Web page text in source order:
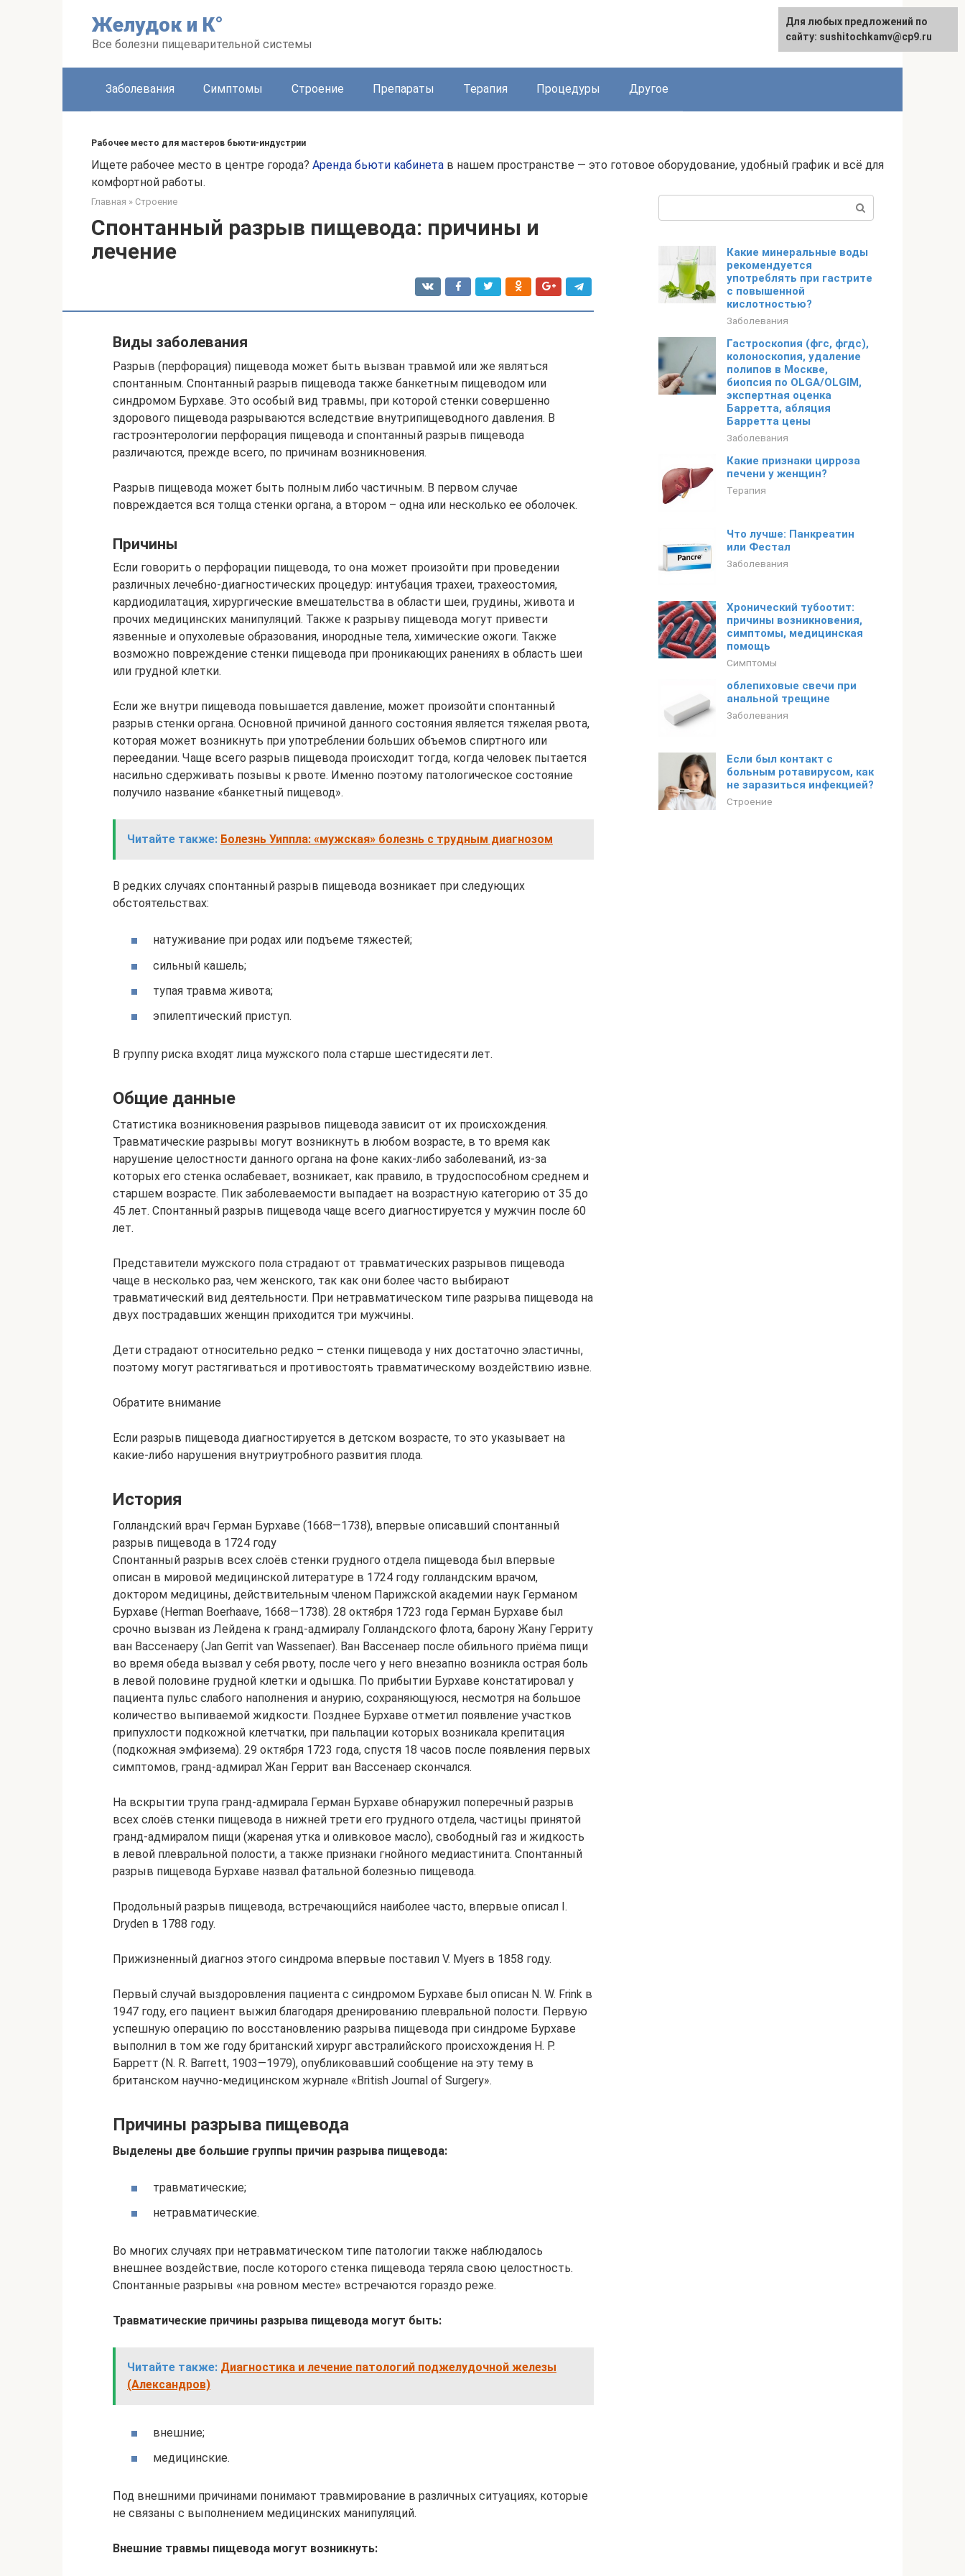
Желудок и К°
Все болезни пищеварительной системы
Заболевания Симптомы Строение Препараты Терапия Процедуры Другое
Рабочее место для мастеров бьюти-индустрии
Ищете рабочее место в центре города? Аренда бьюти кабинета в нашем пространстве — это готовое оборудование, удобный график и всё для
комфортной работы.
Главная » Строение
Спонтанный разрыв пищевода: причины и
лечение
Виды заболевания
Разрыв (перфорация) пищевода может быть вызван травмой или же являться
спонтанным. Спонтанный разрыв пищевода также банкетным пищеводом или
синдромом Бурхаве. Это особый вид травмы, при которой стенки совершенно
здорового пищевода разрываются вследствие внутрипищеводного давления. В
гастроэнтерологии перфорация пищевода и спонтанный разрыв пищевода
различаются, прежде всего, по причинам возникновения.
Разрыв пищевода может быть полным либо частичным. В первом случае
повреждается вся толща стенки органа, а втором – одна или несколько ее оболочек.
Причины
Если говорить о перфорации пищевода, то она может произойти при проведении
различных лечебно-диагностических процедур: интубация трахеи, трахеостомия,
кардиодилатация, хирургические вмешательства в области шеи, грудины, живота и
прочих медицинских манипуляций. Также к разрыву пищевода могут привести
язвенные и опухолевые образования, инородные тела, химические ожоги. Также
возможно повреждение стенки пищевода при проникающих ранениях в область шеи
или грудной клетки.
Если же внутри пищевода повышается давление, может произойти спонтанный
разрыв стенки органа. Основной причиной данного состояния является тяжелая рвота,
которая может возникнуть при употреблении больших объемов спиртного или
переедании. Чаще всего разрыв пищевода происходит тогда, когда человек пытается
насильно сдерживать позывы к рвоте. Именно поэтому патологическое состояние
получило название «банкетный пищевод».
Читайте также: Болезнь Уиппла: «мужская» болезнь с трудным диагнозом
В редких случаях спонтанный разрыв пищевода возникает при следующих
обстоятельствах:
натуживание при родах или подъеме тяжестей;
сильный кашель;
тупая травма живота;
эпилептический приступ.
В группу риска входят лица мужского пола старше шестидесяти лет.
Общие данные
Статистика возникновения разрывов пищевода зависит от их происхождения.
Травматические разрывы могут возникнуть в любом возрасте, в то время как
нарушение целостности данного органа на фоне каких-либо заболеваний, из-за
которых его стенка ослабевает, возникает, как правило, в трудоспособном среднем и
старшем возрасте. Пик заболеваемости выпадает на возрастную категорию от 35 до
45 лет. Спонтанный разрыв пищевода чаще всего диагностируется у мужчин после 60
лет.
Представители мужского пола страдают от травматических разрывов пищевода
чаще в несколько раз, чем женского, так как они более часто выбирают
травматический вид деятельности. При нетравматическом типе разрыва пищевода на
двух пострадавших женщин приходится три мужчины.
Дети страдают относительно редко – стенки пищевода у них достаточно эластичны,
поэтому могут растягиваться и противостоять травматическому воздействию извне.
Обратите внимание
Если разрыв пищевода диагностируется в детском возрасте, то это указывает на
какие-либо нарушения внутриутробного развития плода.
История
Голландский врач Герман Бурхаве (1668—1738), впервые описавший спонтанный
разрыв пищевода в 1724 году
Спонтанный разрыв всех слоёв стенки грудного отдела пищевода был впервые
описан в мировой медицинской литературе в 1724 году голландским врачом,
доктором медицины, действительным членом Парижской академии наук Германом
Бурхаве (Herman Boerhaave, 1668—1738). 28 октября 1723 года Герман Бурхаве был
срочно вызван из Лейдена к гранд-адмиралу Голландского флота, барону Жану Герриту
ван Вассенаеру (Jan Gerrit van Wassenaer). Ван Вассенаер после обильного приёма пищи
во время обеда вызвал у себя рвоту, после чего у него внезапно возникла острая боль
в левой половине грудной клетки и одышка. По прибытии Бурхаве констатировал у
пациента пульс слабого наполнения и анурию, сохраняющуюся, несмотря на большое
количество выпиваемой жидкости. Позднее Бурхаве отметил появление участков
припухлости подкожной клетчатки, при пальпации которых возникала крепитация
(подкожная эмфизема). 29 октября 1723 года, спустя 18 часов после появления первых
симптомов, гранд-адмирал Жан Геррит ван Вассенаер скончался.
На вскрытии трупа гранд-адмирала Герман Бурхаве обнаружил поперечный разрыв
всех слоёв стенки пищевода в нижней трети его грудного отдела, частицы принятой
гранд-адмиралом пищи (жареная утка и оливковое масло), свободный газ и жидкость
в левой плевральной полости, а также признаки гнойного медиастинита. Спонтанный
разрыв пищевода Бурхаве назвал фатальной болезнью пищевода.
Продольный разрыв пищевода, встречающийся наиболее часто, впервые описал I.
Dryden в 1788 году.
Прижизненный диагноз этого синдрома впервые поставил V. Myers в 1858 году.
Первый случай выздоровления пациента с синдромом Бурхаве был описан N. W. Frink в
1947 году, его пациент выжил благодаря дренированию плевральной полости. Первую
успешную операцию по восстановлению разрыва пищевода при синдроме Бурхаве
выполнил в том же году британский хирург австралийского происхождения Н. Р.
Барретт (N. R. Barrett, 1903—1979), опубликовавший сообщение на эту тему в
британском научно-медицинском журнале «British Journal of Surgery».
Причины разрыва пищевода
Выделены две большие группы причин разрыва пищевода:
травматические;
нетравматические.
Во многих случаях при нетравматическом типе патологии также наблюдалось
внешнее воздействие, после которого стенка пищевода теряла свою целостность.
Спонтанные разрывы «на ровном месте» встречаются гораздо реже.
Травматические причины разрыва пищевода могут быть:
Читайте также: Диагностика и лечение патологий поджелудочной железы
(Александров)
внешние;
медицинские.
Под внешними причинами понимают травмирование в различных ситуациях, которые
не связаны с выполнением медицинских манипуляций.
Внешние травмы пищевода могут возникнуть:
Какие минеральные воды
рекомендуется
употреблять при гастрите
с повышенной
кислотностью?
Заболевания
Гастроскопия (фгс, фгдс),
колоноскопия, удаление
полипов в Москве,
биопсия по OLGA/OLGIM,
экспертная оценка
Барретта, абляция
Барретта цены
Заболевания
Какие признаки цирроза
печени у женщин?
Терапия
Что лучше: Панкреатин
или Фестал
Заболевания
Хронический тубоотит:
причины возникновения,
симптомы, медицинская
помощь
Симптомы
облепиховые свечи при
анальной трещине
Заболевания
Если был контакт с
больным ротавирусом, как
не заразиться инфекцией?
Строение
Для любых предложений по
сайту: podgeludka@cp9.ru
Для любых предложений по
сайту: sushitochkamv@cp9.ru